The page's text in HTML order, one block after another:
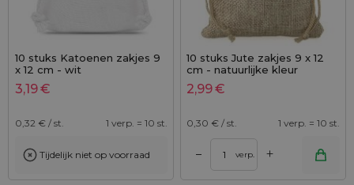
10 stuks Katoenen zakjes 9
x 12 cm - wit
3,19€
0,32 € / st. 1 verp. = 10 st.
Tijdelijk niet op voorraad
10 stuks Jute zakjes 9 x 12
cm - natuurlijke kleur
2,99€
0,30 € / st. 1 verp. = 10 st.
– verp. +